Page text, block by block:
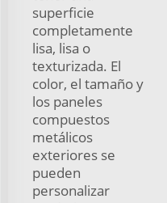
superficie
completamente
lisa, lisa o
texturizada. El
color, el tamaño y
los paneles
compuestos
metálicos
exteriores se
pueden
personalizar